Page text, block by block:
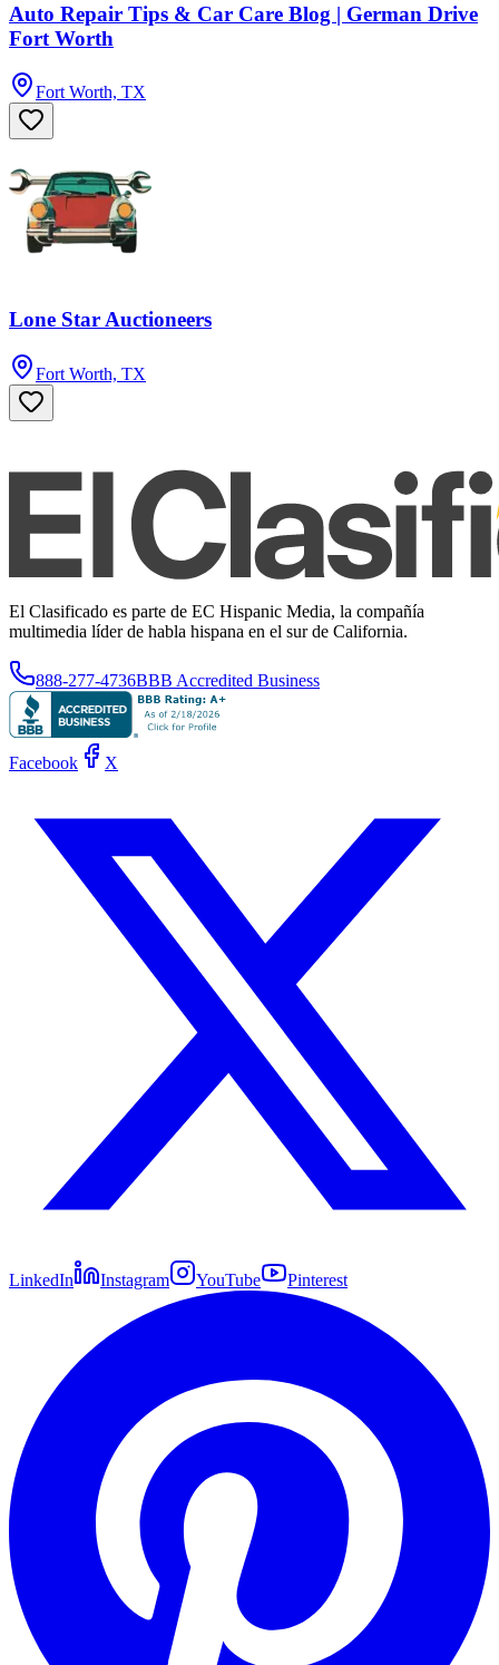
Auto Repair Tips & Car Care Blog | German Drive
Fort Worth
Fort Worth, TX
Lone Star Auctioneers
Fort Worth, TX
El Clasificado es parte de EC Hispanic Media, la compañía
multimedia líder de habla hispana en el sur de California.
888-277-4736BBB Accredited Business
Facebook X
LinkedIn Instagram YouTube Pinterest